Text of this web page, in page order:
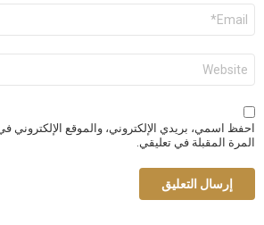
البريد
الإلكتروني
*
الموقع
الإلكتروني
احفظ اسمي، بريدي الإلكتروني، والموقع الإلكتروني
المرة المقبلة في تعليقي.